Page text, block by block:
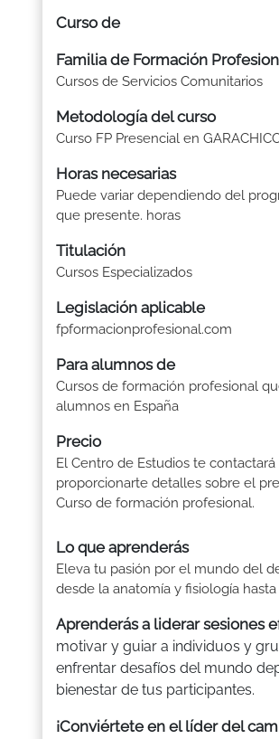
Curso de
Familia de Formación
Cursos de Servicios Comunitarios
Metodología del curso
Curso FP Presencial en
Horas necesarias
Puede variar dependiendo del
que presente. horas
Titulación
Cursos Especializados
Legislación aplicable
fpformacionprofesional.com
Para alumnos de
Cursos de formación profesional
alumnos en España
Precio
El Centro de Estudios te
proporcionarte detalles sobre el
Curso de formación profesional.
Lo que aprenderás
Eleva tu pasión por el mundo del
desde la anatomía y fisiología
Aprenderás a liderar sesiones
motivar y guiar a individuos y
enfrentar desafíos del mundo
bienestar de tus participantes.
¡Conviértete en el líder del